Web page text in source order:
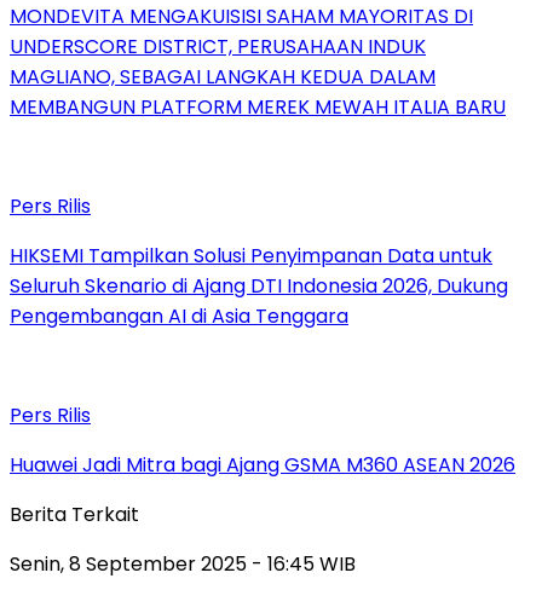
MONDEVITA MENGAKUISISI SAHAM MAYORITAS DI
UNDERSCORE DISTRICT, PERUSAHAAN INDUK
MAGLIANO, SEBAGAI LANGKAH KEDUA DALAM
MEMBANGUN PLATFORM MEREK MEWAH ITALIA BARU
Pers Rilis
HIKSEMI Tampilkan Solusi Penyimpanan Data untuk
Seluruh Skenario di Ajang DTI Indonesia 2026, Dukung
Pengembangan AI di Asia Tenggara
Pers Rilis
Huawei Jadi Mitra bagi Ajang GSMA M360 ASEAN 2026
Berita Terkait
Senin, 8 September 2025 - 16:45 WIB